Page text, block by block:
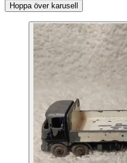
Hoppa över karusell